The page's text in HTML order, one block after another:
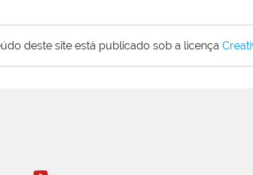
deste site está publicado sob a licença